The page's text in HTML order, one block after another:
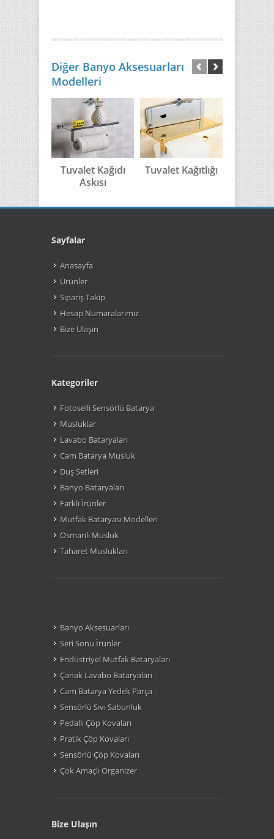
Diğer Banyo Aksesuarları
Modelleri
Tuvalet Kağıdı
Askısı
Tuvalet Kağıtlığı
Antik
Tuvalet
Sayfalar
Anasayfa
Ürünler
Sipariş Takip
Hesap Numaralarımız
Bize Ulaşın
Kategoriler
Fotoselli Sensörlü Batarya
Musluklar
Lavabo Bataryaları
Cam Batarya Musluk
Duş Setleri
Banyo Bataryaları
Farklı Ìrünler
Mutfak Bataryası Modelleri
Osmanlı Musluk
Taharet Muslukları
Banyo Aksesuarları
Seri Sonu Ìrünler
Endüstriyel Mutfak Bataryaları
Çanak Lavabo Bataryaları
Cam Batarya Yedek Parça
Sensörlü Sıvı Sabunluk
Pedallı Çöp Kovaları
Pratik Çöp Kovaları
Sensörlü Çöp Kovaları
Çok Amaçlı Organizer
Bize Ulaşın